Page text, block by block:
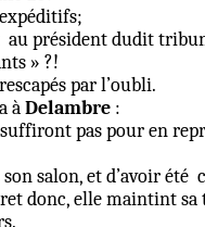
au président dudit
» ?!
par l’oubli.
àDelambre :
pas pour en
salon, et d’avoir été
donc, elle maintint